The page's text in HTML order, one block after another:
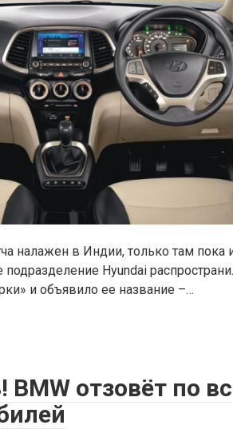
налажен в Индии, только там пока
подразделение Hyundai
и объявило ее название –…
BMW отзовёт по